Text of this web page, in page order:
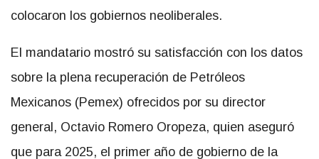
colocaron los gobiernos neoliberales.
El mandatario mostró su satisfacción con los datos
sobre la plena recuperación de Petróleos
Mexicanos (Pemex) ofrecidos por su director
general, Octavio Romero Oropeza, quien aseguró
que para 2025, el primer año de gobierno de la